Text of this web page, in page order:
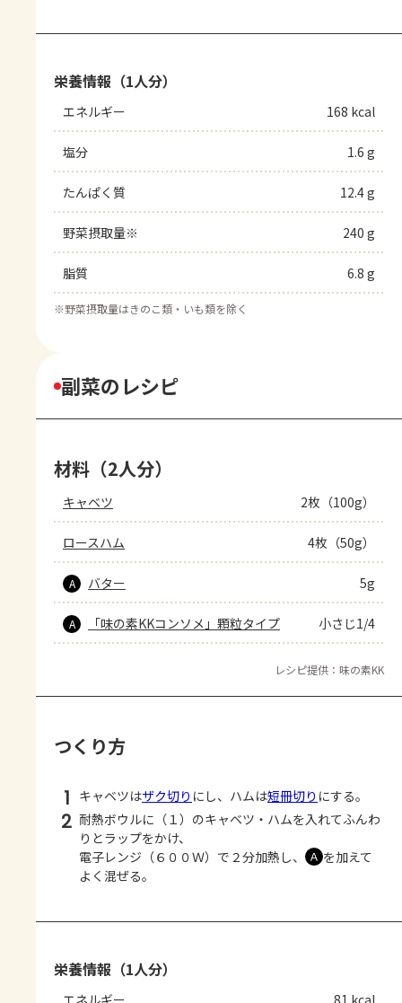
栄養情報（1人分）
エネルギー 168 kcal
塩分 1.6 g
たんぱく質 12.4 g
野菜摂取量※ 240 g
脂質 6.8 g
※野菜摂取量はきのこ類・いも類を除く
副菜のレシピ
材料（2人分）
キャベツ 2枚（100g）
ロースハム 4枚（50g）
A バター 5g
A 「味の素KKコンソメ」顆粒タイプ 小さじ1/4
レシピ提供：味の素KK
つくり方
1 キャベツはザク切り にし、ハムは短冊切り にする。
2 耐熱ボウルに（１）のキャベツ・ハムを入れてふんわ
りとラップをかけ、
電子レンジ（６００Ｗ）で２分加熱し、
Ａ を加えて
よく混ぜる。
栄養情報（1人分）